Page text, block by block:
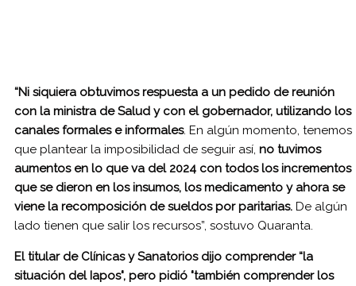
“Ni siquiera obtuvimos respuesta a un pedido de reunión
con la ministra de Salud y con el gobernador, utilizando los
canales formales e informales. En algún momento, tenemos
que plantear la imposibilidad de seguir así, no tuvimos
aumentos en lo que va del 2024 con todos los incrementos
que se dieron en los insumos, los medicamento y ahora se
viene la recomposición de sueldos por paritarias. De algún
lado tienen que salir los recursos”, sostuvo Quaranta.
El titular de Clínicas y Sanatorios dijo comprender “la
situación del Iapos", pero pidió "también comprender los